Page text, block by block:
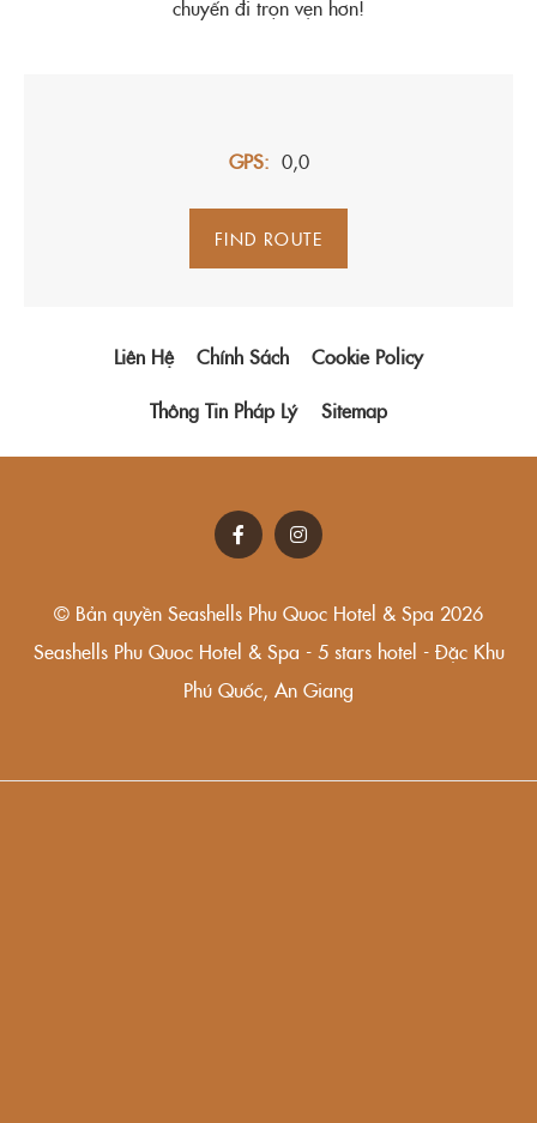
chuyến đi trọn vẹn hơn!
GPS 0,0
FIND ROUTE
Liên Hệ Chính Sách Cookie Policy
Thông Tin Pháp Lý Sitemap
© Bản quyền Seashells Phu Quoc Hotel & Spa 2026
Seashells Phu Quoc Hotel & Spa - 5 stars hotel - Đặc Khu
Phú Quốc, An Giang